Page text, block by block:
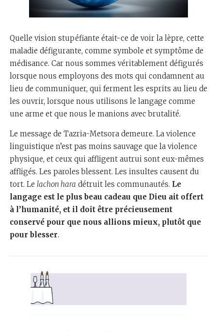
Quelle vision stupéfiante était-ce de voir la lèpre, cette
maladie défigurante, comme symbole et symptôme de
médisance. Car nous sommes véritablement défigurés
lorsque nous employons des mots qui condamnent au
lieu de communiquer, qui ferment les esprits au lieu de
les ouvrir, lorsque nous utilisons le langage comme
une arme et que nous le manions avec brutalité.
Le message de Tazria-Metsora demeure. La violence
linguistique n’est pas moins sauvage que la violence
physique, et ceux qui affligent autrui sont eux-mêmes
affligés. Les paroles blessent. Les insultes causent du
tort. Le lachon hara détruit les communautés. Le
langage est le plus beau cadeau que Dieu ait offert
à l’humanité, et il doit être précieusement
conservé pour que nous allions mieux, plutôt que
pour blesser.